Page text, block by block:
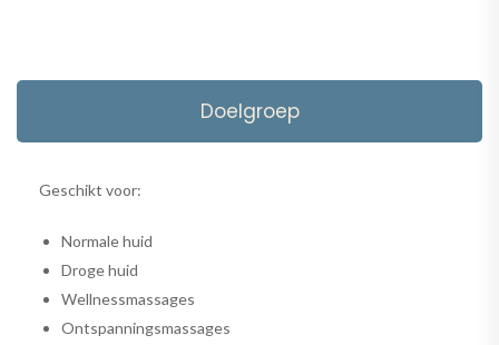
Doelgroep
Geschikt voor:
Normale huid
Droge huid
Wellnessmassages
Ontspanningsmassages